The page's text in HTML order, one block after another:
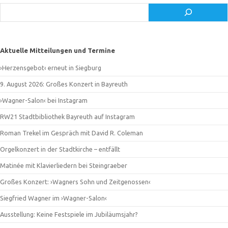
Aktuelle Mitteilungen und Termine
›Herzensgebot‹ erneut in Siegburg
9. August 2026: Großes Konzert in Bayreuth
›Wagner-Salon‹ bei Instagram
RW21 Stadtbibliothek Bayreuth auf Instagram
Roman Trekel im Gespräch mit David R. Coleman
Orgelkonzert in der Stadtkirche – entfällt
Matinée mit Klavierliedern bei Steingraeber
Großes Konzert: ›Wagners Sohn und Zeitgenossen‹
Siegfried Wagner im ›Wagner-Salon‹
Ausstellung: Keine Festspiele im Jubiläumsjahr?